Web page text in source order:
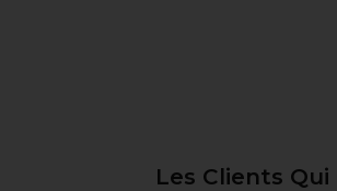
Les Clients